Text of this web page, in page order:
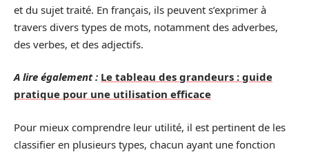
et du sujet traité. En français, ils peuvent s’exprimer à
travers divers types de mots, notamment des adverbes,
des verbes, et des adjectifs.
A lire également : Le tableau des grandeurs : guide
pratique pour une utilisation efficace
Pour mieux comprendre leur utilité, il est pertinent de les
classifier en plusieurs types, chacun ayant une fonction